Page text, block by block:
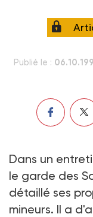
Publié le :
Dans un
le garde des
détaillé ses
mineurs. Il a